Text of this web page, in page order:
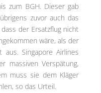
zum BGH. Dieser gab
zuvor auch das
der Ersatzflug nicht
wäre, als der
aus. Singapore Airlines
massiven Verspätung,
muss sie dem Kläger
so das Urteil.